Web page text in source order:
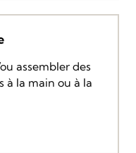
assembler des
à la main ou à la